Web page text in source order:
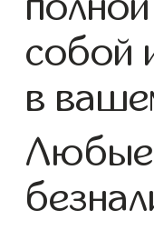
собой
в
Любые